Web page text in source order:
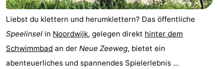
Soleil
(mit
Lastminutes
Sehen
Liebst du klettern und herumklettern? Das öffentliche
Speelinsel in Noordwijk, gelegen direkt hinter dem
Schwimmbad an der Neue Zeeweg, bietet ein
abenteuerliches und spannendes Spielerlebnis ...